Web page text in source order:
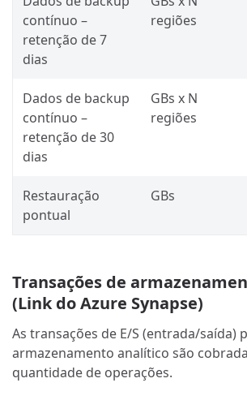
contínuo –
retenção de 7
dias
regiões
Dados de backup
contínuo –
retenção de 30
dias
GBs x N
regiões
Restauração
pontual
GBs
Transações de
(Link do Azure Synapse)
As transações de E/S (entrada/saída)
armazenamento analítico são
quantidade de operações.